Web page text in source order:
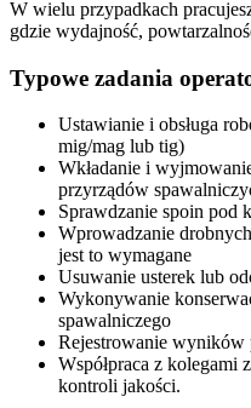
W wielu przypadkach
gdzie wydajność,
Typowe zadania
Ustawianie i obsługa
mig/mag lub tig)
Wkładanie i
przyrządów
Sprawdzanie spoin pod
Wprowadzanie
jest to wymagane
Usuwanie usterek lub
Wykonywanie
spawalniczego
Rejestrowanie
Współpraca z kolegami
kontroli jakości.